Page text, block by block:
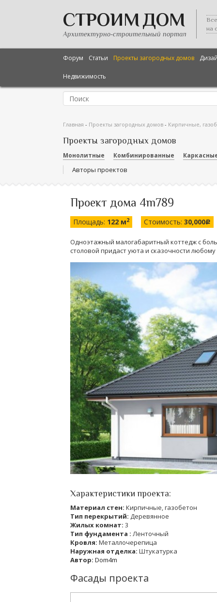
СТРОИМ ДОМ
Архитектурно-строительный портал
на
Форум Статьи Проекты загородных домов
Недвижимость
Главная - Проекты загородных домов - Кирпичные,
Проекты загородных домов
Монолитные Комбинированные
Авторы проектов
Проект дома 4m789
Площадь: 122 м2 Стоимость: 30,000c
Одноэтажный малогабаритный коттедж с
столовой придаст уюта и сказочности
Характеристики проекта:
Материал стен: Кирпичные, газобетон
Тип перекрытий: Деревянное
Жилых комнат: 3
Тип фундамента : Ленточный
Кровля: Металлочерепица
Наружная отделка: Штукатурка
Автор: Dom4m
Фасады проекта